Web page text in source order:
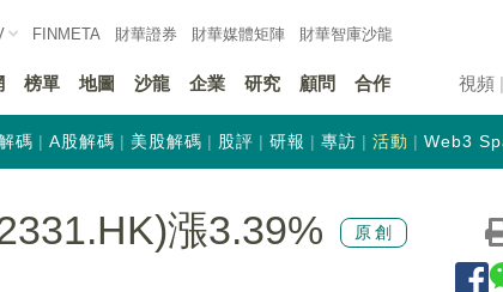
FINMETA 財華證券 財華媒體矩陣 財華智庫沙龍
榜單 地圖 沙龍 企業 研究 顧問 合作 視頻
碼 A股解碼 美股解碼 股評 研報 專訪 活動 Web3
漲3.39% 原創